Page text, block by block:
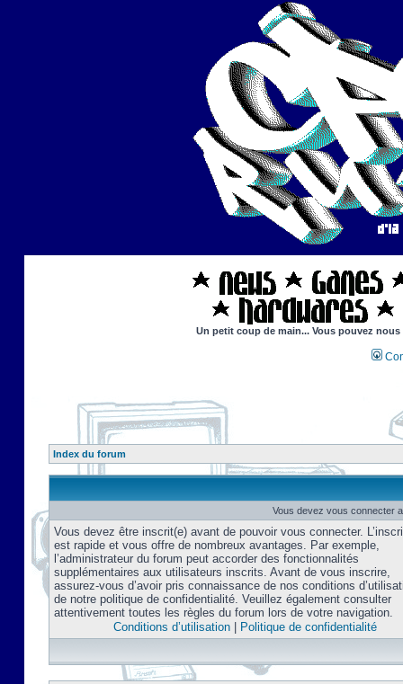
Un petit coup de main... Vous pouvez
Index du forum
Vous devez vous connecter
Vous devez être inscrit(e) avant de pouvoir vous connecter.
est rapide et vous offre de nombreux avantages. Par exemple,
l’administrateur du forum peut accorder des fonctionnalités
supplémentaires aux utilisateurs inscrits. Avant de vous inscrire,
assurez-vous d’avoir pris connaissance de nos conditions
de notre politique de confidentialité. Veuillez également consulter
attentivement toutes les règles du forum lors de votre navigation.
Conditions d’utilisation| Politique de confidentialité